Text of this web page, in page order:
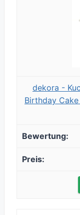
dekora -
Birthday